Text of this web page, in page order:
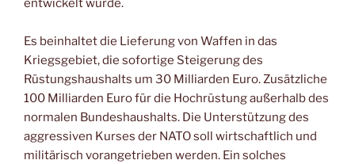
entwickelt wurde.
Es beinhaltet die Lieferung von Waffen in das
Kriegsgebiet, die sofortige Steigerung des
Rüstungshaushalts um 30 Milliarden Euro. Zusätzliche
100 Milliarden Euro für die Hochrüstung außerhalb des
normalen Bundeshaushalts. Die Unterstützung des
aggressiven Kurses der NATO soll wirtschaftlich und
militärisch vorangetrieben werden. Ein solches